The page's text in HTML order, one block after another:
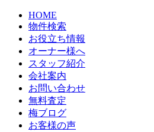
HOME
物件検索
お役立ち情報
オーナー様へ
スタッフ紹介
会社案内
お問い合わせ
無料査定
梅ブログ
お客様の声